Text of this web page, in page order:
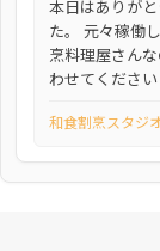
本日はありが
た。 元々稼働
烹料理屋さん
わせてくださ
和食割烹スタジ